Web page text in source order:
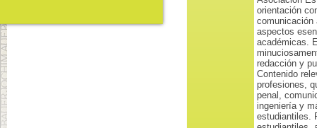
orientación
aspectos
académicas.
redacción y
Contenido
profesiones,
penal,
ingeniería y
estudiantiles.